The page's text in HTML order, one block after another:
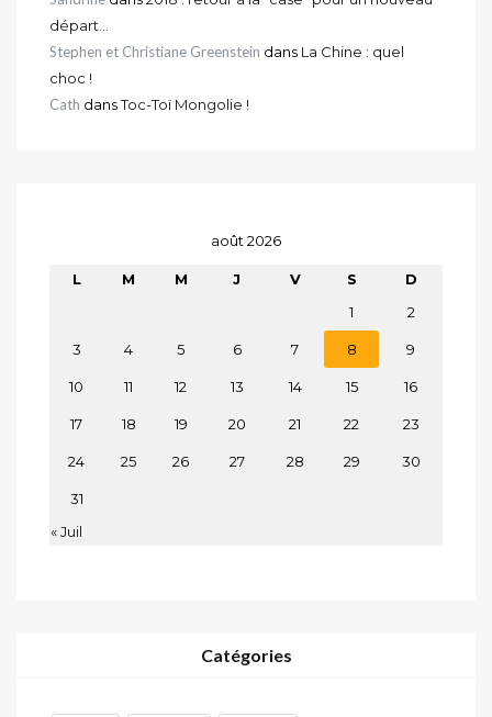
départ…
Stephen et Christiane Greenstein dans La Chine : quel
choc !
Cath dansToc-Toï Mongolie !
août 2026
L M M J V S D
« Juil
1 2
3 4 5 6 7 8 9
10 11 12 13 14 15 16
17 18 19 20 21 22 23
24 25 26 27 28 29 30
31
Catégories